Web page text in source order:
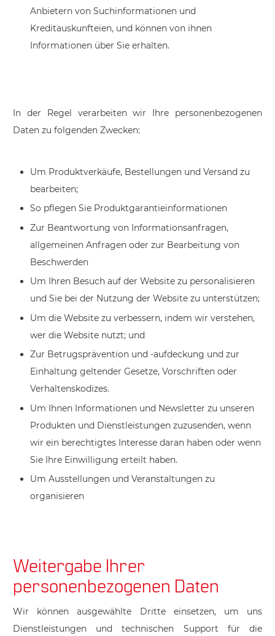
Anbietern von Suchinformationen und
Kreditauskunfteien, und können von ihnen
Informationen über Sie erhalten.
In der Regel verarbeiten wir Ihre personenbezogenen
Daten zu folgenden Zwecken:
Um Produktverkäufe, Bestellungen und Versand zu
bearbeiten;
So pflegen Sie Produktgarantieinformationen
Zur Beantwortung von Informationsanfragen,
allgemeinen Anfragen oder zur Bearbeitung von
Beschwerden
Um Ihren Besuch auf der Website zu personalisieren
und Sie bei der Nutzung der Website zu unterstützen;
Um die Website zu verbessern, indem wir verstehen,
wer die Website nutzt; und
Zur Betrugsprävention und -aufdeckung und zur
Einhaltung geltender Gesetze, Vorschriften oder
Verhaltenskodizes.
Um Ihnen Informationen und Newsletter zu unseren
Produkten und Dienstleistungen zuzusenden, wenn
wir ein berechtigtes Interesse daran haben oder wenn
Sie Ihre Einwilligung erteilt haben.
Um Ausstellungen und Veranstaltungen zu
organisieren
Weitergabe Ihrer
personenbezogenen Daten
Wir können ausgewählte Dritte einsetzen, um uns
Dienstleistungen und technischen Support für die